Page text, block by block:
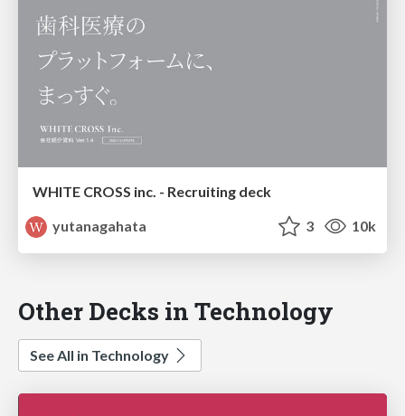
WHITE CROSS inc. - Recruiting deck
yutanagahata
3 10k
Other Decks in Technology
See All in Technology